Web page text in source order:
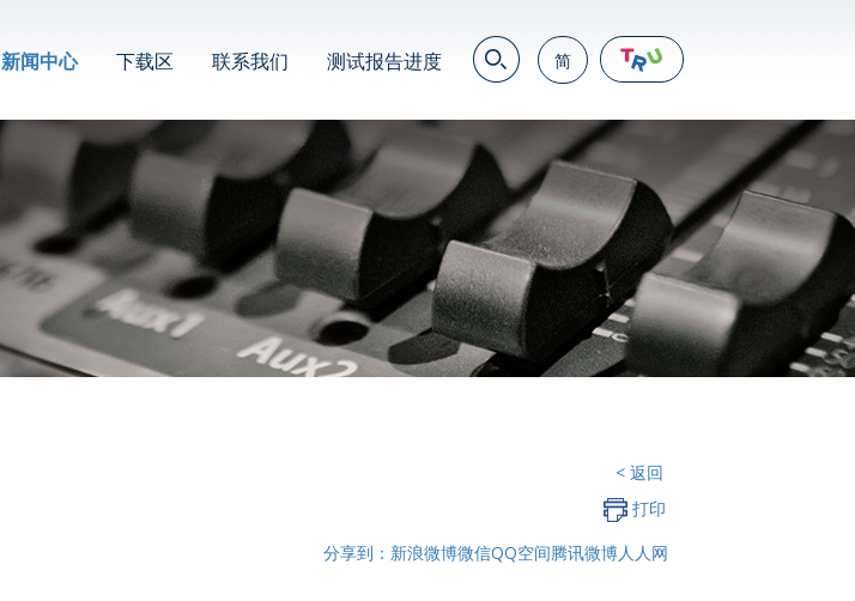
简
繁
简
JP
DE
新闻中心 下载区 联系我们 测试报告进度
< 返回
打印
分享到： 新浪微博微信QQ空间腾讯微博人人网